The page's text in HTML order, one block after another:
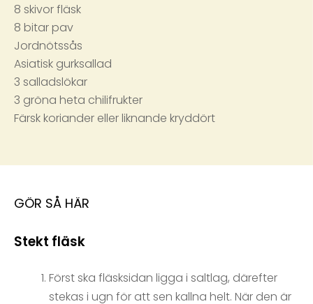
8 skivor fläsk
8 bitar pav
Jordnötssås
Asiatisk gurksallad
3 salladslökar
3 gröna heta chilifrukter
Färsk koriander eller liknande kryddört
GÖR SÅ HÄR
Stekt fläsk
Först ska fläsksidan ligga i saltlag, därefter
stekas i ugn för att sen kallna helt. När den är